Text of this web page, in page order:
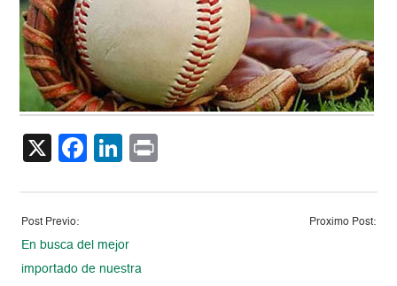
X Facebook
LinkedIn
Post Previo:
En busca del mejor
importado de nuestra
Proximo Post: